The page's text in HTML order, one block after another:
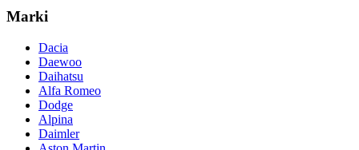
Marki
Dacia
Daewoo
Daihatsu
Alfa Romeo
Dodge
Alpina
Daimler